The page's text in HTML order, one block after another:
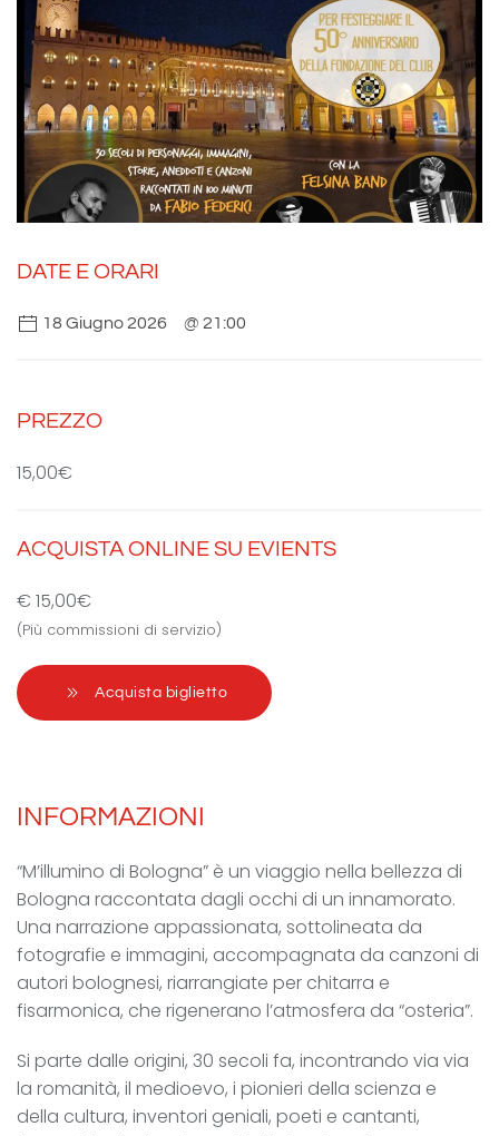
DATE E ORARI
18 Giugno 2026 @ 21:00
PREZZO
15,00€
ACQUISTA ONLINE SU EVIENTS
€ 15,00€
(Più commissioni di servizio)
Acquista biglietto
INFORMAZIONI
“M’illumino di Bologna” è un viaggio nella bellezza di
Bologna raccontata dagli occhi di un innamorato.
Una narrazione appassionata, sottolineata da
fotografie e immagini, accompagnata da canzoni di
autori bolognesi, riarrangiate per chitarra e
fisarmonica, che rigenerano l’atmosfera da “osteria”.
Si parte dalle origini, 30 secoli fa, incontrando via via
la romanità, il medioevo, i pionieri della scienza e
della cultura, inventori geniali, poeti e cantanti,